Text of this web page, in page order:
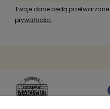
Twoje dane będą
prywatności